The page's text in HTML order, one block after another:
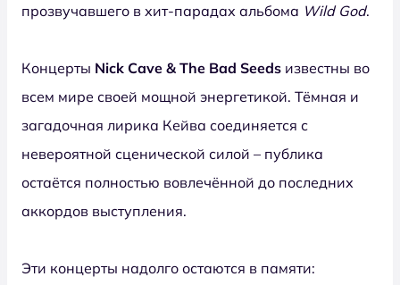
прозвучавшего в хит-парадах альбома Wild God.
Концерты Nick Cave & The Bad Seeds известны во
всем мире своей мощной энергетикой. Тёмная и
загадочная лирика Кейва соединяется с
невероятной сценической силой – публика
остаётся полностью вовлечённой до последних
аккордов выступления.
Эти концерты надолго остаются в памяти: